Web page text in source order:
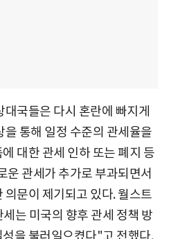
국들은 다시 혼란에 빠지게
통해 일정 수준의 관세율을
대한 관세 인하 또는 폐지 등
운 관세가 추가로 부과되면서
문이 제기되고 있다. 월스트
는 미국의 향후 관세 정책 방
을 불러일으켰다"고 전했다.